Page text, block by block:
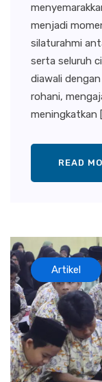
menjadi
silaturahmi
serta seluruh
diawali
rohani,
meningkatkan
READ
Artikel